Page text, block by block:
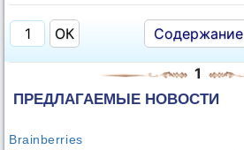
Содержание
1